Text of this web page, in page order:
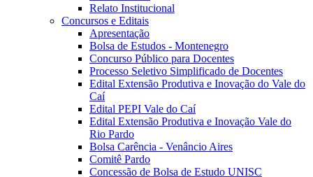
Relato Institucional
Concursos e Editais
Apresentação
Bolsa de Estudos - Montenegro
Concurso Público para Docentes
Processo Seletivo Simplificado de Docentes
Edital Extensão Produtiva e Inovação do Vale do
Caí
Edital PEPI Vale do Caí
Edital Extensão Produtiva e Inovação Vale do
Rio Pardo
Bolsa Carência - Venâncio Aires
Comitê Pardo
Concessão de Bolsa de Estudo UNISC